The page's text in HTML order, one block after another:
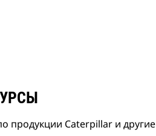
продукции Caterpillar и другие